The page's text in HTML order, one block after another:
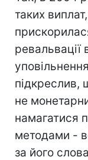
таких
ревальвації
підкреслив,
не
намагатися
методами -
за його